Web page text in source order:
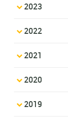
2023
2022
2021
2020
2019